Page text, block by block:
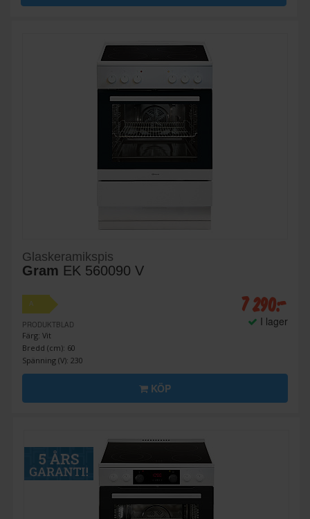
Glaskeramikspis
Gram EK 560090 V
A
PRODUKTBLAD
Färg: Vit
Bredd (cm): 60
Spänning (V): 230
7 290:-
I lager
KÖP